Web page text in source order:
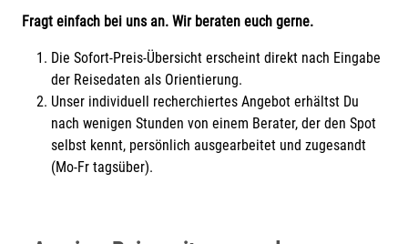
Fragt einfach bei uns an. Wir beraten euch gerne.
Die Sofort-Preis-Übersicht erscheint direkt nach Eingabe
der Reisedaten als Orientierung.
Unser individuell recherchiertes Angebot erhältst Du
nach wenigen Stunden von einem Berater, der den Spot
selbst kennt, persönlich ausgearbeitet und zugesandt
(Mo-Fr tagsüber).